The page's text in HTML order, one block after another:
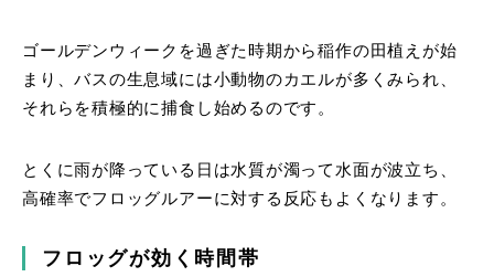
ゴールデンウィークを過ぎた時期から稲作の田植えが始
まり、バスの生息域には小動物のカエルが多くみられ、
それらを積極的に捕食し始めるのです。
とくに雨が降っている日は水質が濁って水面が波立ち、
高確率でフロッグルアーに対する反応もよくなります。
フロッグが効く時間帯